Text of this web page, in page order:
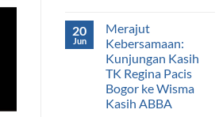
20
Jun
Merajut
Kebersamaan:
Kunjungan Kasih
TK Regina Pacis
Bogor ke Wisma
Kasih ABBA